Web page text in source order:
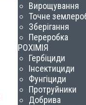
Вирощування
Точне
Зберігання
Переробка
АГРОХІМІЯ
Гербіциди
Інсектициди
Фунгіциди
Протруйники
Добрива